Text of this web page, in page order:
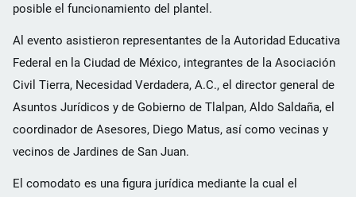
posible el funcionamiento del plantel.
Al evento asistieron representantes de la Autoridad Educativa
Federal en la Ciudad de México, integrantes de la Asociación
Civil Tierra, Necesidad Verdadera, A.C., el director general de
Asuntos Jurídicos y de Gobierno de Tlalpan, Aldo Saldaña, el
coordinador de Asesores, Diego Matus, así como vecinas y
vecinos de Jardines de San Juan.
El comodato es una figura jurídica mediante la cual el